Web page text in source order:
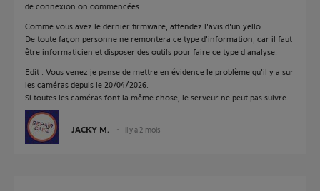
de connexion on commencées.
Comme vous avez le dernier firmware, attendez l'avis d'un yello.
De toute façon personne ne remontera ce type d'information, car il faut
être informaticien et disposer des outils pour faire ce type d'analyse.
Edit : Vous venez je pense de mettre en évidence le problème qu'il y a sur
les caméras depuis le 20/04/2026.
Si toutes les caméras font la même chose, le serveur ne peut pas suivre.
JACKY M. il y a 2 mois